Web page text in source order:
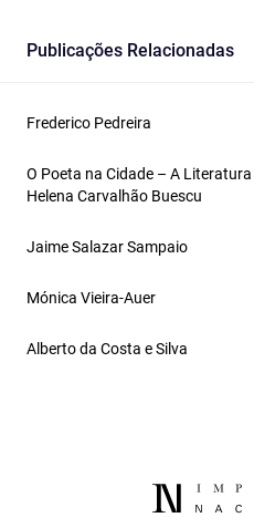
Publicações Relacionadas
Frederico Pedreira
O Poeta na Cidade – A
Helena Carvalhão Buescu
Jaime Salazar Sampaio
Mónica Vieira-Auer
Alberto da Costa e Silva